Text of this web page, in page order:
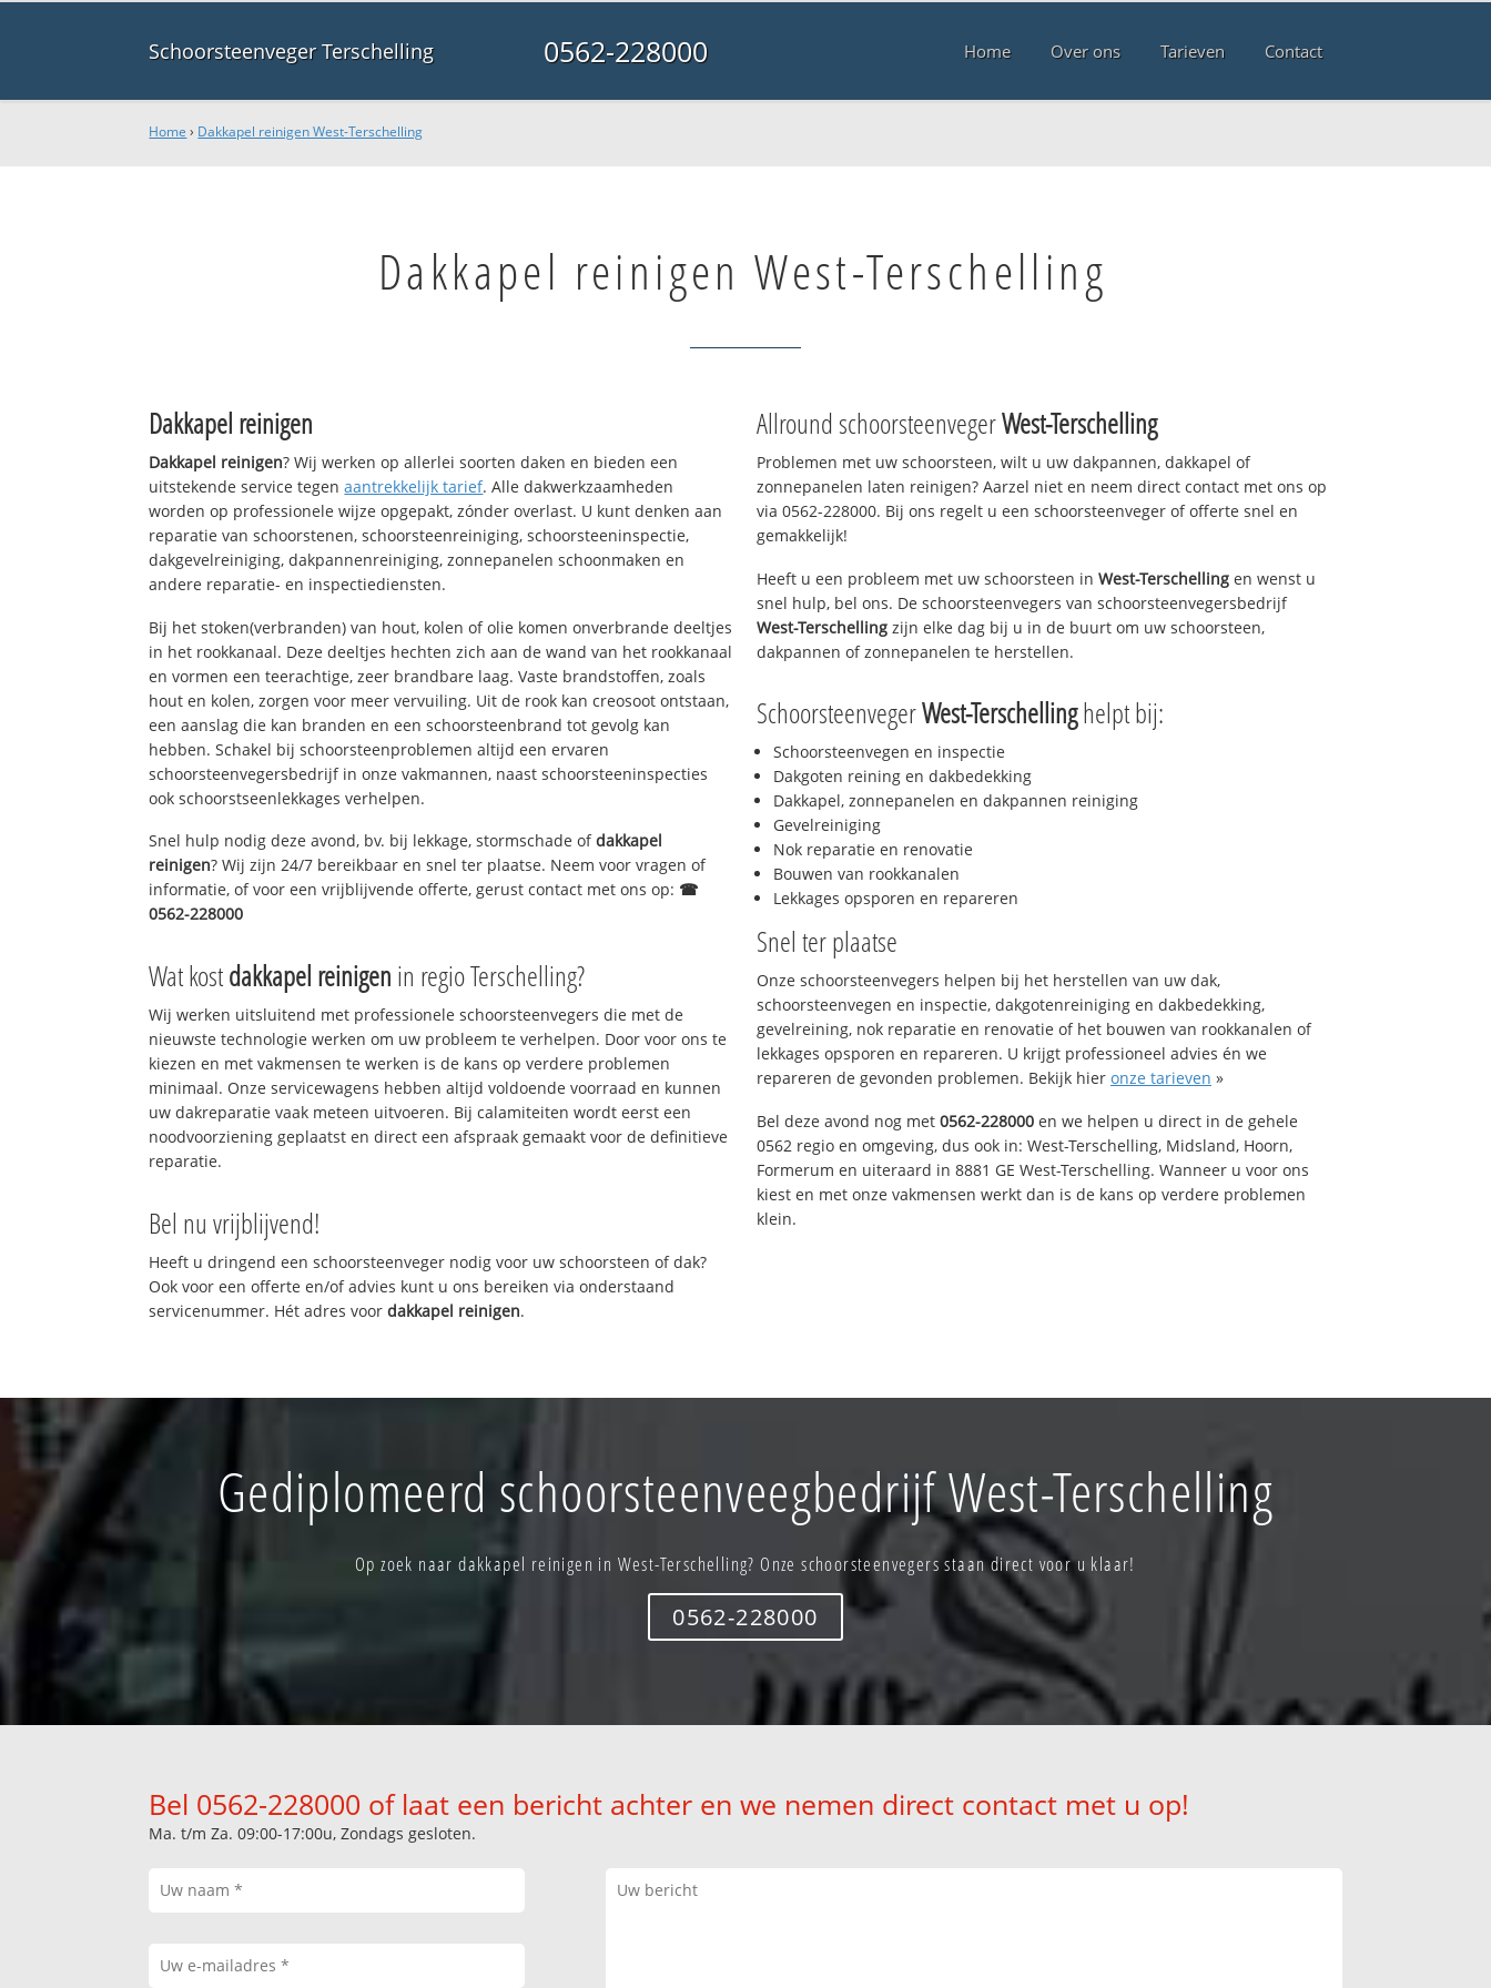
Schoorsteenveger Terschelling 0562-228000 Home Over ons Tarieven Contact
Home › Dakkapel reinigen West-Terschelling
Dakkapel reinigen West-Terschelling
Dakkapel reinigen
Dakkapel reinigen? Wij werken op allerlei soorten daken en bieden een
uitstekende service tegenaantrekkelijk tarief. Alle dakwerkzaamheden
worden op professionele wijze opgepakt, zónder overlast. U kunt denken aan
reparatie van schoorstenen, schoorsteenreiniging, schoorsteeninspectie,
dakgevelreiniging, dakpannenreiniging, zonnepanelen schoonmaken en
andere reparatie- en inspectiediensten.
Bij het stoken(verbranden) van hout, kolen of olie komen onverbrande deeltjes
in het rookkanaal. Deze deeltjes hechten zich aan de wand van het rookkanaal
en vormen een teerachtige, zeer brandbare laag. Vaste brandstoffen, zoals
hout en kolen, zorgen voor meer vervuiling. Uit de rook kan creosoot ontstaan,
een aanslag die kan branden en een schoorsteenbrand tot gevolg kan
hebben. Schakel bij schoorsteenproblemen altijd een ervaren
schoorsteenvegersbedrijf in onze vakmannen, naast schoorsteeninspecties
ook schoorstseenlekkages verhelpen.
Snel hulp nodig deze avond, bv. bij lekkage, stormschade ofdakkapel
reinigen? Wij zijn 24/7 bereikbaar en snel ter plaatse. Neem voor vragen of
informatie, of voor een vrijblijvende offerte, gerust contact met ons op: ☎
0562-228000
Wat kostdakkapel reinigen in regio Terschelling?
Wij werken uitsluitend met professionele schoorsteenvegers die met de
nieuwste technologie werken om uw probleem te verhelpen. Door voor ons te
kiezen en met vakmensen te werken is de kans op verdere problemen
minimaal. Onze servicewagens hebben altijd voldoende voorraad en kunnen
uw dakreparatie vaak meteen uitvoeren. Bij calamiteiten wordt eerst een
noodvoorziening geplaatst en direct een afspraak gemaakt voor de definitieve
reparatie.
Bel nu vrijblijvend!
Heeft u dringend een schoorsteenveger nodig voor uw schoorsteen of dak?
Ook voor een offerte en/of advies kunt u ons bereiken via onderstaand
servicenummer. Hét adres voordakkapel reinigen.
Allround schoorsteenvegerWest-Terschelling
Problemen met uw schoorsteen, wilt u uw dakpannen, dakkapel of
zonnepanelen laten reinigen? Aarzel niet en neem direct contact met ons op
via 0562-228000. Bij ons regelt u een schoorsteenveger of offerte snel en
gemakkelijk!
Heeft u een probleem met uw schoorsteen in West-Terschelling en wenst u
snel hulp, bel ons. De schoorsteenvegers van schoorsteenvegersbedrijf
West-Terschelling zijn elke dag bij u in de buurt om uw schoorsteen,
dakpannen of zonnepanelen te herstellen.
SchoorsteenvegerWest-Terschellinghelpt bij:
Schoorsteenvegen en inspectie
Dakgoten reining en dakbedekking
Dakkapel, zonnepanelen en dakpannen reiniging
Gevelreiniging
Nok reparatie en renovatie
Bouwen van rookkanalen
Lekkages opsporen en repareren
Snel ter plaatse
Onze schoorsteenvegers helpen bij het herstellen van uw dak,
schoorsteenvegen en inspectie, dakgotenreiniging en dakbedekking,
gevelreining, nok reparatie en renovatie of het bouwen van rookkanalen of
lekkages opsporen en repareren. U krijgt professioneel advies én we
repareren de gevonden problemen. Bekijk hier onze tarieven »
Bel deze avond nog met 0562-228000 en we helpen u direct in de gehele
0562 regio en omgeving, dus ook in: West-Terschelling, Midsland, Hoorn,
Formerum en uiteraard in 8881 GE West-Terschelling. Wanneer u voor ons
kiest en met onze vakmensen werkt dan is de kans op verdere problemen
klein.
Gediplomeerd schoorsteenveegbedrijf West-Terschelling
Op zoek naar dakkapel reinigen in West-Terschelling? Onze schoorsteenvegers staan direct voor u klaar!
0562-228000
Bel 0562-228000 of laat een bericht achter en we nemen direct contact met u op!
Ma. t/m Za. 09:00-17:00u, Zondags gesloten.